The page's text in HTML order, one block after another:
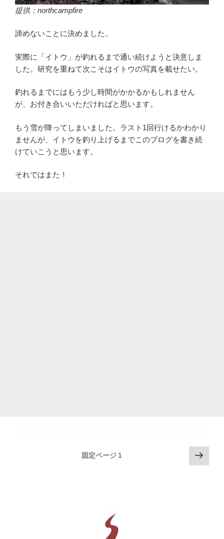
提供：northcampfire
諦めないことに決めました。
実際に「イトウ」が釣れるまで通い続けようと決意しま
した。研究を重ねて次こそはイトウの写真を載せたい。
釣れるまでにはもう少し時間がかかるかもしれません
が、お付き合いいただければと思います。
もう雪が降ってしまいました。ラスト1回行けるかわかり
ませんが、イトウを釣り上げるまでこのブログを書き続
けていこうと思います。
それではまた！
固定ページ 1
次
の